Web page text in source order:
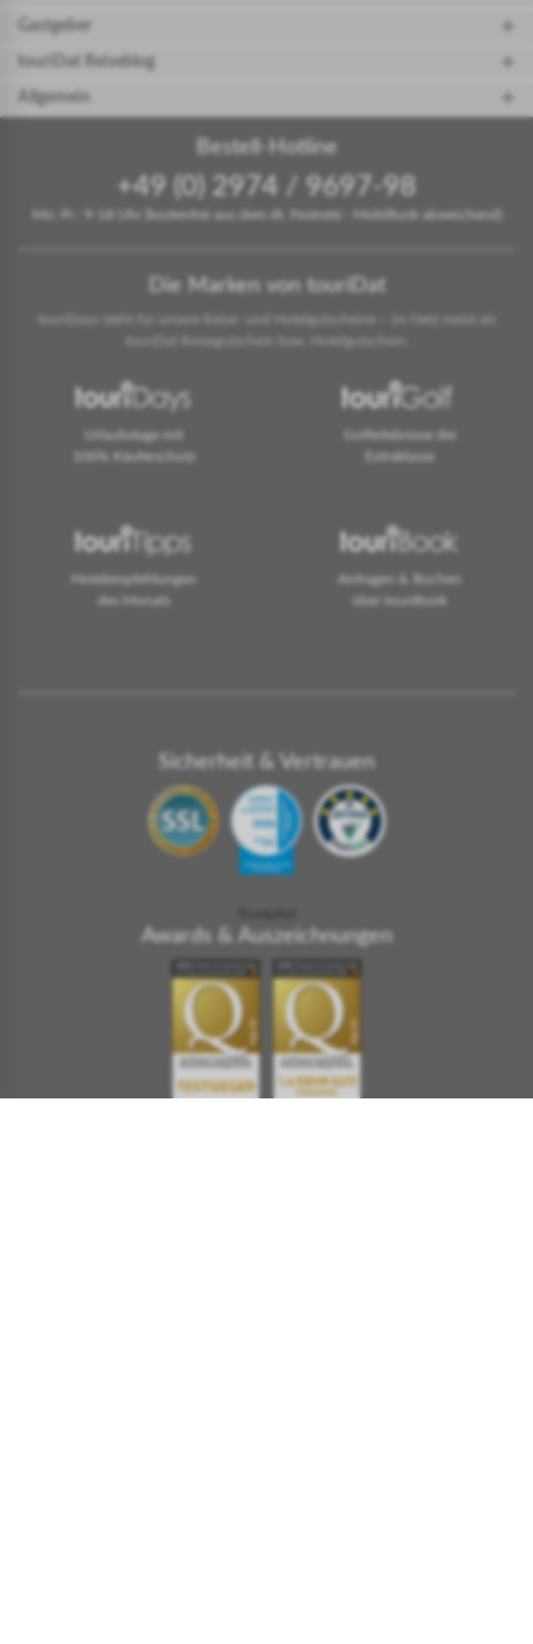
Gastgeber
touriDat Reiseblog
Allgemein
Bestell-Hotline
+49 (0) 2974 / 9697-98
Mo.-Fr.: 9-18 Uhr (kostenfrei aus dem dt. Festnetz - Mobilfunk abweichend)
Die Marken von touriDat
touriDays steht für unsere Reise- und Hotelgutscheine – im Netz meist als
touriDat Reisegutschein bzw. Hotelgutschein.
Urlaubstage mit
100% Käuferschutz
Golferlebnisse der
Extraklasse
Hotelempfehlungen
des Monats
Anfragen & Buchen
über touriBook
Sicherheit & Vertrauen
Awards & Auszeichnungen